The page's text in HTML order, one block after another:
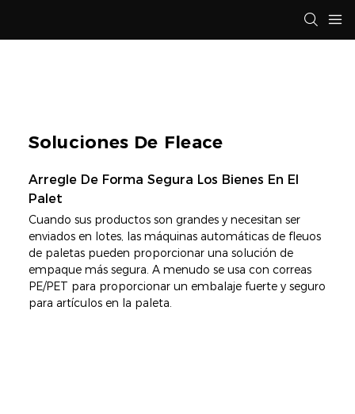
Soluciones De Fleace
Arregle De Forma Segura Los Bienes En El
Palet
Cuando sus productos son grandes y necesitan ser
enviados en lotes, las máquinas automáticas de fleuos
de paletas pueden proporcionar una solución de
empaque más segura. A menudo se usa con correas
PE/PET para proporcionar un embalaje fuerte y seguro
para artículos en la paleta.